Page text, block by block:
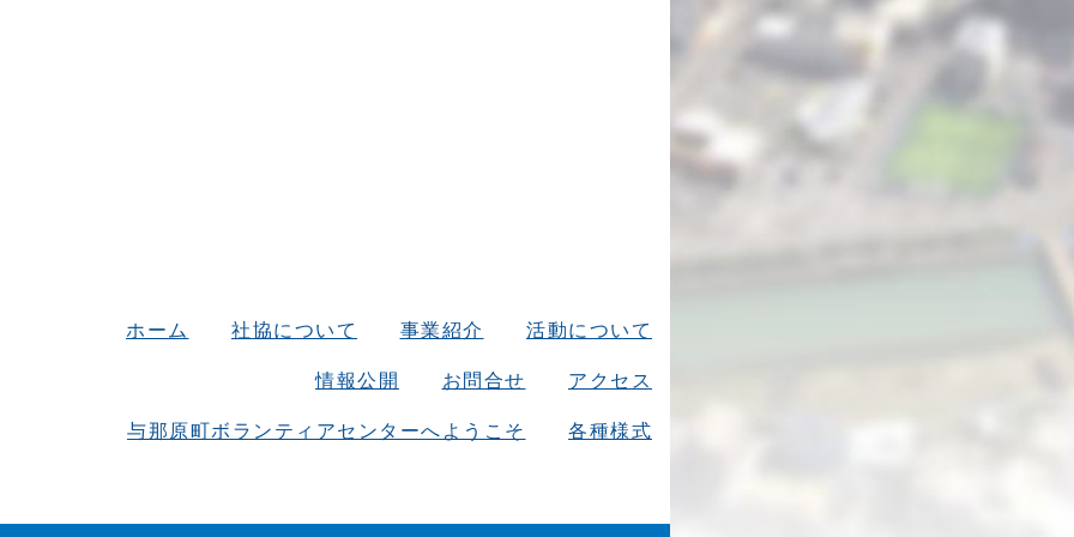
ホーム 社協について 事業紹介 活動について
情報公開 お問合せ アクセス
与那原町ボランティアセンターへようこそ 各種様式